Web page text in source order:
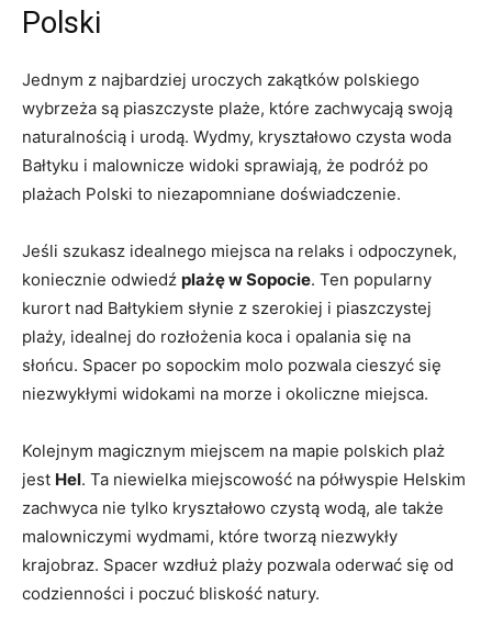
Polski
Jednym z najbardziej uroczych ‍zakątków polskiego
wybrzeża są piaszczyste ⁤plaże, które zachwycają swoją
naturalnością i urodą. Wydmy, kryształowo czysta woda
Bałtyku i malownicze widoki sprawiają, ‌że podróż po
plażach Polski to niezapomniane doświadczenie.
Jeśli ⁤szukasz idealnego miejsca na relaks‌ i odpoczynek,
koniecznie odwiedź plażę w Sopocie. Ten popularny
kurort nad Bałtykiem​ słynie z szerokiej i piaszczystej
plaży,⁢ idealnej do rozłożenia koca i opalania się na
słońcu. Spacer po sopockim molo pozwala cieszyć się
niezwykłymi widokami na morze i ⁤okoliczne miejsca.
Kolejnym magicznym miejscem ​na mapie polskich plaż
jest Hel. Ta niewielka miejscowość na półwyspie Helskim
zachwyca nie tylko kryształowo czystą wodą, ale także
malowniczymi ⁣wydmami, które ⁣tworzą niezwykły
krajobraz. Spacer wzdłuż plaży pozwala‌ oderwać się od
codzienności i poczuć bliskość natury.